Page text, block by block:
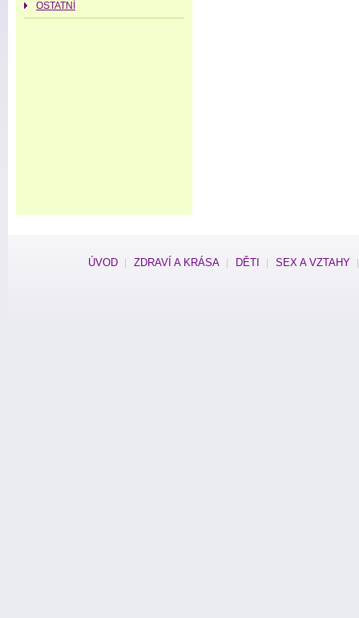
OSTATNÍ
ÚVOD ZDRAVÍ A KRÁSA DĚTI SEX A VZTAHY